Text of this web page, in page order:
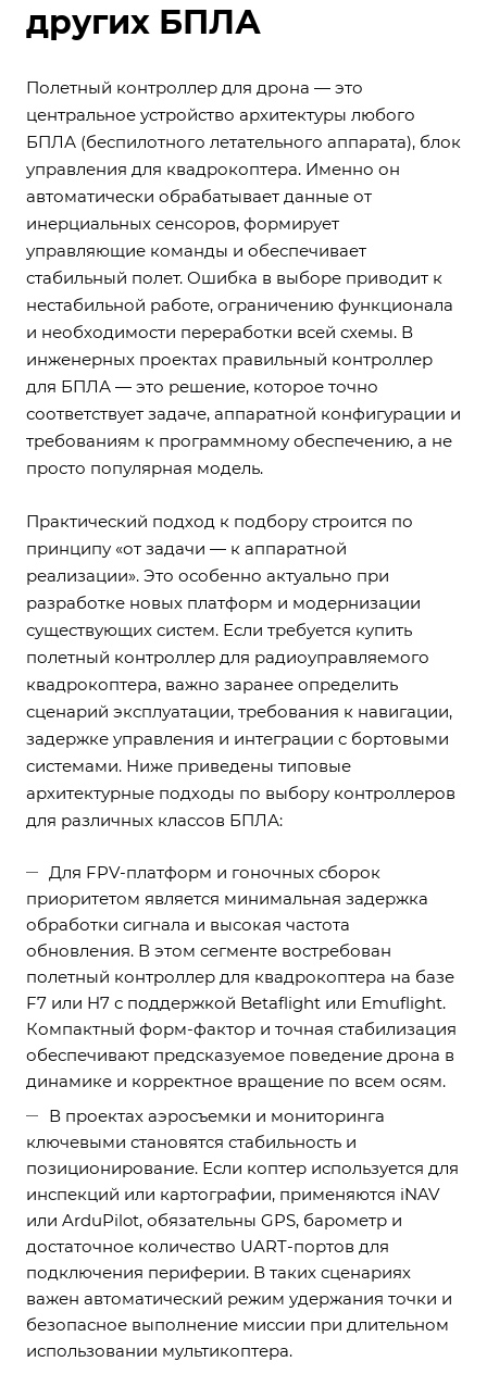
других БПЛА
Полетный контроллер для дрона — это
центральное устройство архитектуры любого
БПЛА (беспилотного летательного аппарата), блок
управления для квадрокоптера. Именно он
автоматически обрабатывает данные от
инерциальных сенсоров, формирует
управляющие команды и обеспечивает
стабильный полет. Ошибка в выборе приводит к
нестабильной работе, ограничению функционала
и необходимости переработки всей схемы. В
инженерных проектах правильный контроллер
для БПЛА — это решение, которое точно
соответствует задаче, аппаратной конфигурации и
требованиям к программному обеспечению, а не
просто популярная модель.
Практический подход к подбору строится по
принципу «от задачи — к аппаратной
реализации». Это особенно актуально при
разработке новых платформ и модернизации
существующих систем. Если требуется купить
полетный контроллер для радиоуправляемого
квадрокоптера, важно заранее определить
сценарий эксплуатации, требования к навигации,
задержке управления и интеграции с бортовыми
системами. Ниже приведены типовые
архитектурные подходы по выбору контроллеров
для различных классов БПЛА:
Для FPV-платформ и гоночных сборок
приоритетом является минимальная задержка
обработки сигнала и высокая частота
обновления. В этом сегменте востребован
полетный контроллер для квадрокоптера на базе
F7 или H7 с поддержкой Betaflight или Emuflight.
Компактный форм-фактор и точная стабилизация
обеспечивают предсказуемое поведение дрона в
динамике и корректное вращение по всем осям.
В проектах аэросъемки и мониторинга
ключевыми становятся стабильность и
позиционирование. Если коптер используется для
инспекций или картографии, применяются iNAV
или ArduPilot, обязательны GPS, барометр и
достаточное количество UART-портов для
подключения периферии. В таких сценариях
важен автоматический режим удержания точки и
безопасное выполнение миссии при длительном
использовании мультикоптера.